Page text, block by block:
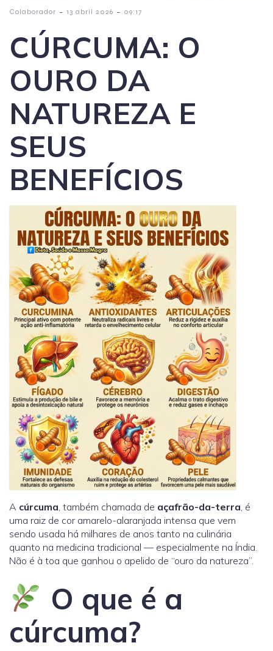
Colaborador - 13 abril 2026 - 09:17
CÚRCUMA: O
OURO DA
NATUREZA E
SEUS
BENEFÍCIOS
A cúrcuma, também chamada de açafrão-da-terra, é
uma raiz de cor amarelo-alaranjada intensa que vem
sendo usada há milhares de anos tanto na culinária
quanto na medicina tradicional — especialmente na Índia.
Não é à toa que ganhou o apelido de “ouro da natureza”.
O que é a
cúrcuma?